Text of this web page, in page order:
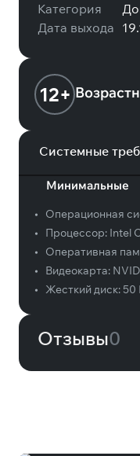
Категория
Дата выхода
12+
Системные
Минимальные
• Операционная
•
Процессор: Intel
•
Оперативная
•
Видеокарта:
•
Жесткий диск: 50
Отзывы0